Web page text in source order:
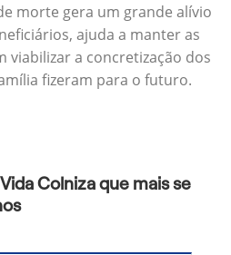
morte gera um grande alívio
ajuda a manter as
viabilizar a concretização dos
fizeram para o futuro.
Colniza que mais se